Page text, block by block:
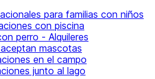
para familias con niños
con piscina
perro - Alquileres
mascotas
en el campo
junto al lago